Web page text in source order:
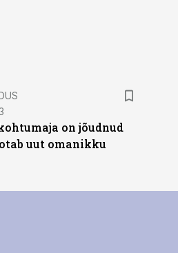
on jõudnud
uut omanikku